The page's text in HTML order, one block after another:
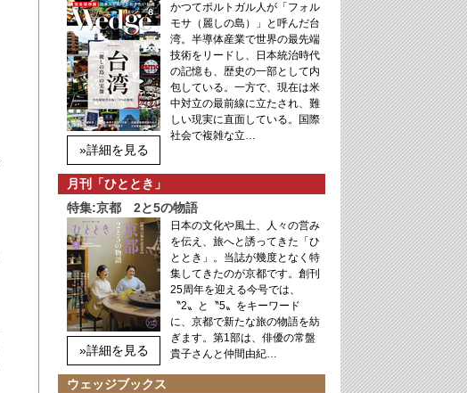
»詳細を見る
かつてポルトガル人が「フォル
モサ（麗しの島）」と呼んだ台
湾。半導体産業で世界の最先端
技術をリードし、日本統治時代
の記憶も、歴史の一部として内
包している。一方で、現在は米
中対立の最前線に立たされ、難
しい現実に直面している。国際
社会で複雑な立…
月刊「ひととき」
特集:京都 2と5の物語
»詳細を見る
日本の文化や風土、人々の営み
を伝え、旅へと誘ってきた「ひ
ととき」。当誌が幾度となく特
集してきたのが京都です。創刊
25周年を迎える今号では、
〝2〟と〝5〟をキーワード
に、京都で新たな旅の物語を紡
ぎます。第1部は、俳優の常盤
貴子さんと仲間由紀…
ウェッジブックス